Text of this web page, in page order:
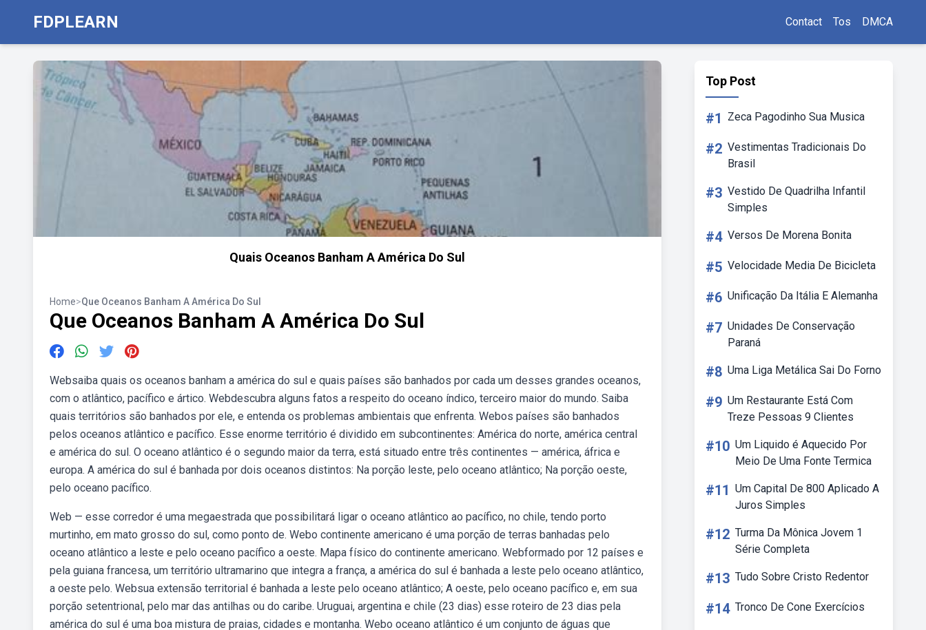
FDPLEARN Contact Tos DMCA
Quais Oceanos Banham A América Do Sul
Home>Que Oceanos Banham A América Do Sul
Que Oceanos Banham A América Do Sul
Websaiba quais os oceanos banham a américa do sul e quais países são banhados por cada um desses grandes oceanos,
com o atlântico, pacífico e ártico. Webdescubra alguns fatos a respeito do oceano índico, terceiro maior do mundo. Saiba
quais territórios são banhados por ele, e entenda os problemas ambientais que enfrenta. Webos países são banhados
pelos oceanos atlântico e pacífico. Esse enorme território é dividido em subcontinentes: América do norte, américa central
e américa do sul. O oceano atlântico é o segundo maior da terra, está situado entre três continentes — américa, áfrica e
europa. A américa do sul é banhada por dois oceanos distintos: Na porção leste, pelo oceano atlântico; Na porção oeste,
pelo oceano pacífico.
Web — esse corredor é uma megaestrada que possibilitará ligar o oceano atlântico ao pacífico, no chile, tendo porto
murtinho, em mato grosso do sul, como ponto de. Webo continente americano é uma porção de terras banhadas pelo
oceano atlântico a leste e pelo oceano pacífico a oeste. Mapa físico do continente americano. Webformado por 12 países e
pela guiana francesa, um território ultramarino que integra a frança, a américa do sul é banhada a leste pelo oceano atlântico,
a oeste pelo. Websua extensão territorial é banhada a leste pelo oceano atlântico; A oeste, pelo oceano pacífico e, em sua
porção setentrional, pelo mar das antilhas ou do caribe. Uruguai, argentina e chile (23 dias) esse roteiro de 23 dias pela
américa do sul é uma boa mistura de praias, cidades e montanha. Webo oceano atlântico é um conjunto de águas que
Top Post
#1 Zeca Pagodinho Sua Musica
#2 Vestimentas Tradicionais Do
Brasil
#3 Vestido De Quadrilha Infantil
Simples
#4 Versos De Morena Bonita
#5 Velocidade Media De Bicicleta
#6 Unificação Da Itália E Alemanha
#7 Unidades De Conservação
Paraná
#8 Uma Liga Metálica Sai Do Forno
#9 Um Restaurante Está Com
Treze Pessoas 9 Clientes
#10 Um Liquido é Aquecido Por
Meio De Uma Fonte Termica
#11 Um Capital De 800 Aplicado A
Juros Simples
#12 Turma Da Mônica Jovem 1
Série Completa
#13 Tudo Sobre Cristo Redentor
#14 Tronco De Cone Exercícios